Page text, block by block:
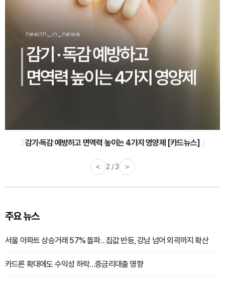
감기·독감 예방하고 면역력 높이는 4가지 영양제 [카드뉴스]
< 3 / 3 >
주요 뉴스
서울 아파트 상승거래 57% 돌파…집값 반등, 강남 넘어 외곽까지 확산
카드론 확대에도 수익성 하락…중금리대출 영향